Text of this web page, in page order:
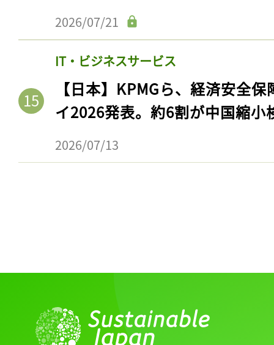
2026/07/21
IT・ビジネスサービス
【日本】KPMGら、経済安全
イ2026発表。約6割が中国縮小
2026/07/13
記事をお気に入りに
ログインが必
会員登録